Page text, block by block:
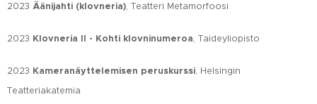
2023 Äänijahti (klovneria), Teatteri Metamorfoosi
2023 Klovneria II - Kohti klovninumeroa, Taideyliopisto
2023 Kameranäyttelemisen peruskurssi, Helsingin
Teatteriakatemia